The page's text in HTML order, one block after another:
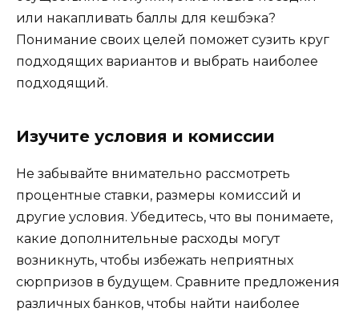
или накапливать баллы для кешбэка?
Понимание своих целей поможет сузить круг
подходящих вариантов и выбрать наиболее
подходящий.
Изучите условия и комиссии
Не забывайте внимательно рассмотреть
процентные ставки, размеры комиссий и
другие условия. Убедитесь, что вы понимаете,
какие дополнительные расходы могут
возникнуть, чтобы избежать неприятных
сюрпризов в будущем. Сравните предложения
различных банков, чтобы найти наиболее